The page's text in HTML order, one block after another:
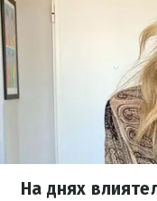
На днях